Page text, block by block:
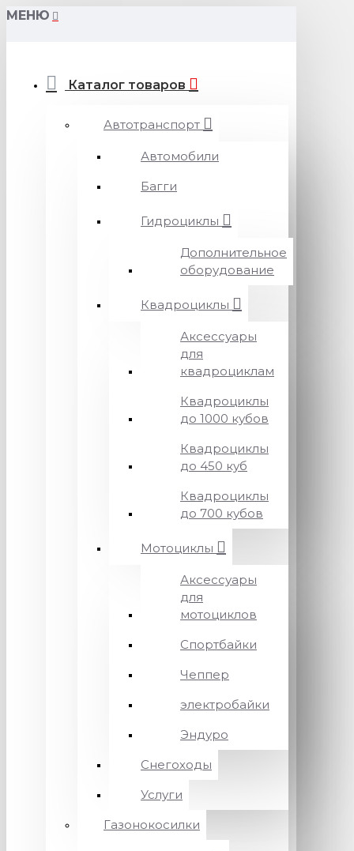
МЕНЮ
Каталог товаров
Автотранспорт
Автомобили
Багги
Гидроциклы
Дополнительное
оборудование
Квадроциклы
Аксессуары
для
квадроциклам
Квадроциклы
до 1000 кубов
Квадроциклы
до 450 куб
Квадроциклы
до 700 кубов
Мотоциклы
Аксессуары
для
мотоциклов
Спортбайки
Чеппер
электробайки
Эндуро
Снегоходы
Услуги
Газонокосилки